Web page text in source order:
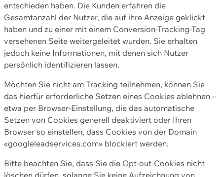
entschieden haben. Die Kunden erfahren die
Gesamtanzahl der Nutzer, die auf ihre Anzeige geklickt
haben und zu einer mit einem Conversion-Tracking-Tag
versehenen Seite weitergeleitet wurden. Sie erhalten
jedoch keine Informationen, mit denen sich Nutzer
persönlich identifizieren lassen.
Möchten Sie nicht am Tracking teilnehmen, können Sie
das hierfür erforderliche Setzen eines Cookies ablehnen –
etwa per Browser-Einstellung, die das automatische
Setzen von Cookies generell deaktiviert oder Ihren
Browser so einstellen, dass Cookies von der Domain
«googleleadservices.com» blockiert werden.
Bitte beachten Sie, dass Sie die Opt-out-Cookies nicht